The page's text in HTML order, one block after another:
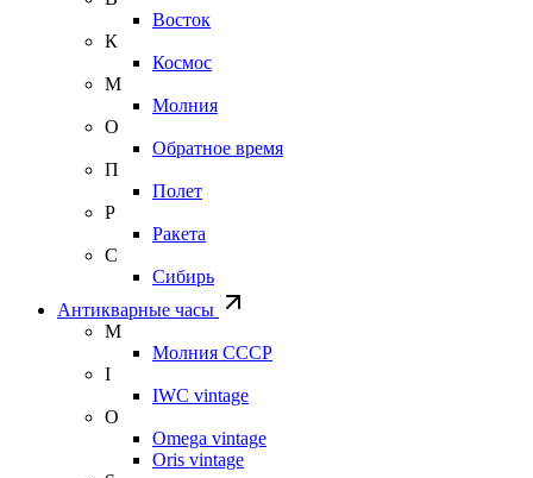
Восток
К
Космос
М
Молния
О
Обратное время
П
Полет
Р
Ракета
С
Сибирь
Антикварные часы
М
Молния СССР
I
IWC vintage
O
Omega vintage
Oris vintage